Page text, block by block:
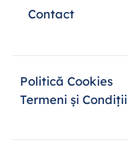
Contact
Politică Cookies
Termeni și Condiții